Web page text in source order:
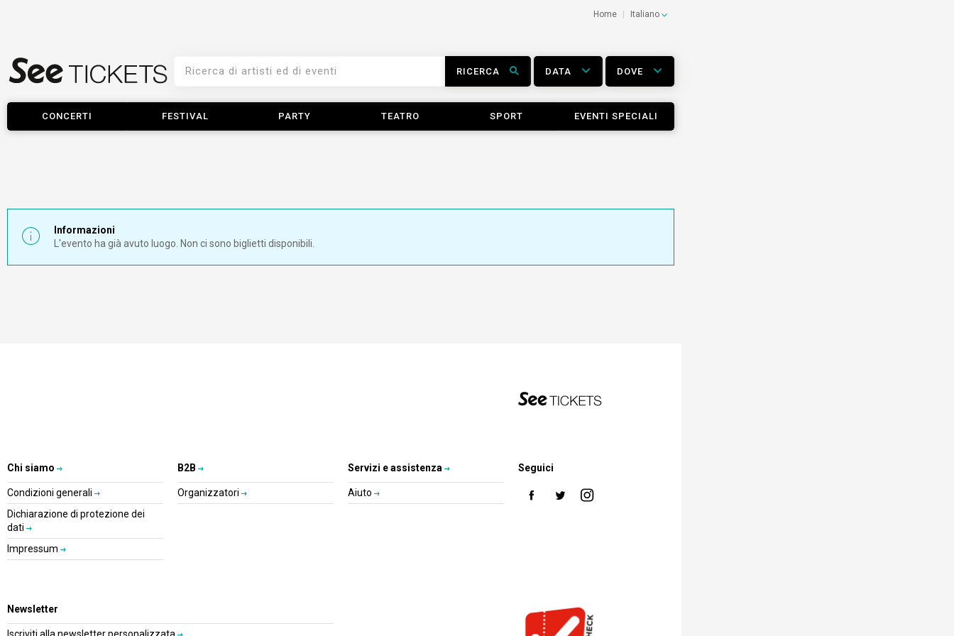
Home Italiano
RICERCA DATA DOVE
CONCERTI FESTIVAL PARTY TEATRO SPORT EVENTI SPECIALI
Informazioni
L'evento ha già avuto luogo. Non ci sono biglietti disponibili.
Chi siamo
Condizioni generali
Dichiarazione di protezione dei
dati
Impressum
B2B
Organizzatori
Servizi e assistenza
Aiuto
Seguici
Newsletter